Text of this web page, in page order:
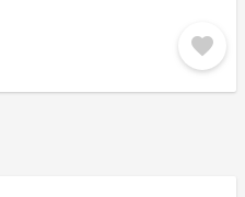
favorite